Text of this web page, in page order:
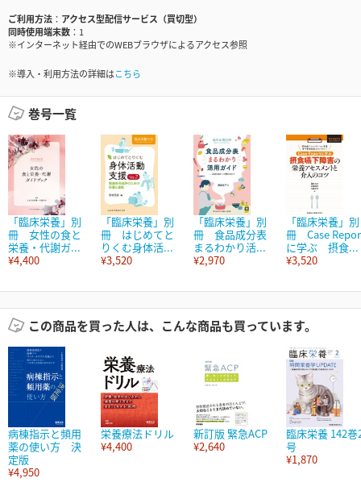
ご利用方法
アクセス型配信サービス（買切型）
同時使用端末数
1
※インターネット経由でのWEBブラウザによるアクセス参照
※導入・利用方法の詳細はこちら
巻号一覧
「臨床栄養」別
冊 女性の食と
栄養・代謝ガ...
¥4,400
「臨床栄養」別
冊 はじめてと
りくむ身体活...
¥3,520
「臨床栄養」別
冊 食品成分表
まるわかり活...
¥2,970
「臨床栄養」別
冊 Case
に学ぶ 摂食...
¥3,520
この商品を買った人は、こんな商品も買っています。
病棟指示と頻用
薬の使い方 決
定版
¥4,950
栄養療法ドリル
¥4,400
新訂版 緊急ACP
¥2,640
臨床栄養 142巻
号
¥1,870